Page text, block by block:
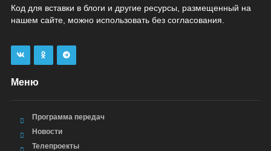
Код для вставки в блоги и другие ресурсы, размещенный на
нашем сайте, можно использовать без согласования.
Меню
Программа передач
Новости
Телепроекты